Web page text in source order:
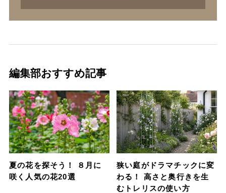
編集部おすすめ記事
夏の花を探そう！ ８月に
咲く人気の花20選
狭い庭がドラマチックに変
わる！ 高さと奥行きを生
むトレリスの使い方